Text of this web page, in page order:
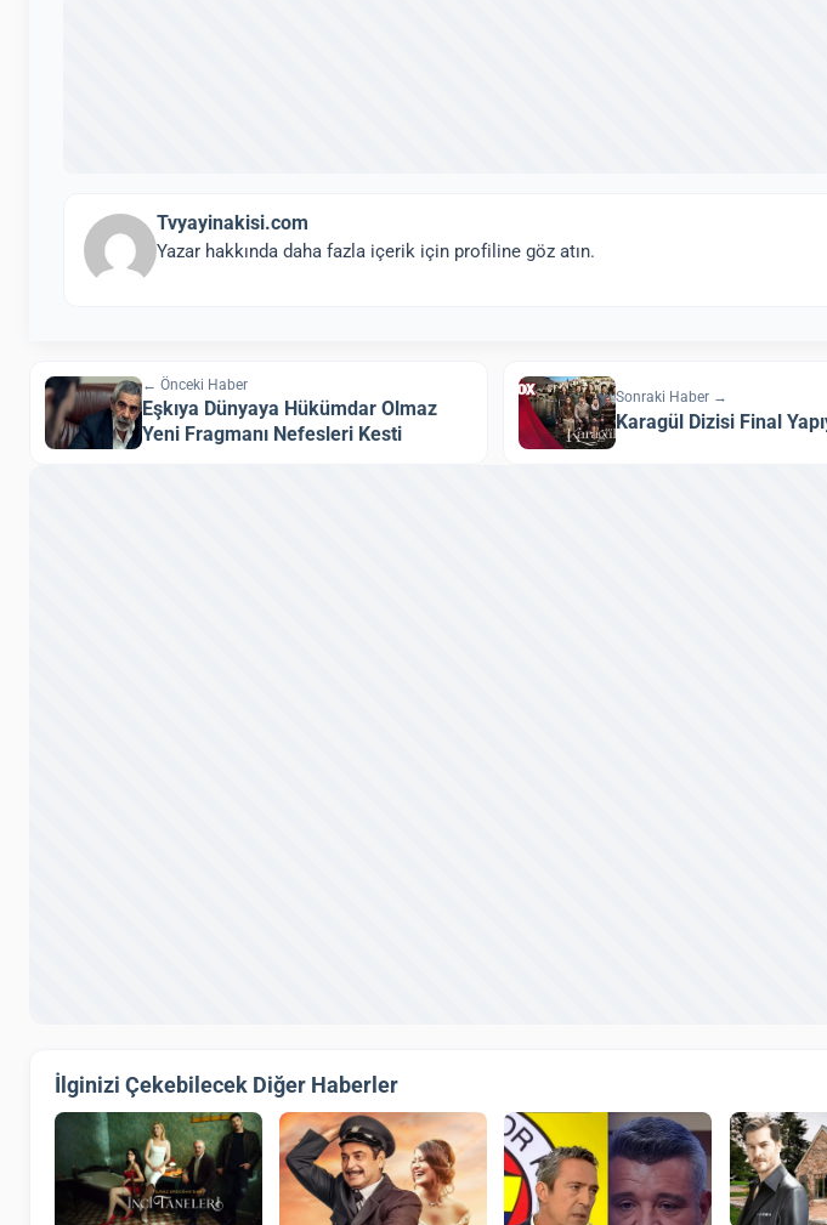
Tvyayinakisi.com
Yazar hakkında daha fazla içerik için profiline göz atın.
← Önceki Haber
Eşkıya Dünyaya Hükümdar Olmaz
Yeni Fragmanı Nefesleri Kesti
Sonraki Haber →
Karagül Dizisi Final
İlginizi Çekebilecek Diğer Haberler